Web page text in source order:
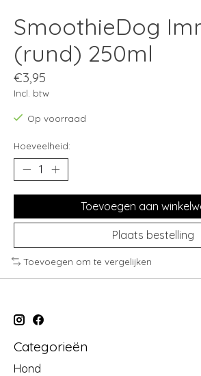
SmoothieDog
(rund) 250ml
€3,95
Incl. btw
Op voorraad
Hoeveelheid:
Toevoegen aan
Plaats bestelling
Toevoegen om te vergelijken
Categorieën
Hond